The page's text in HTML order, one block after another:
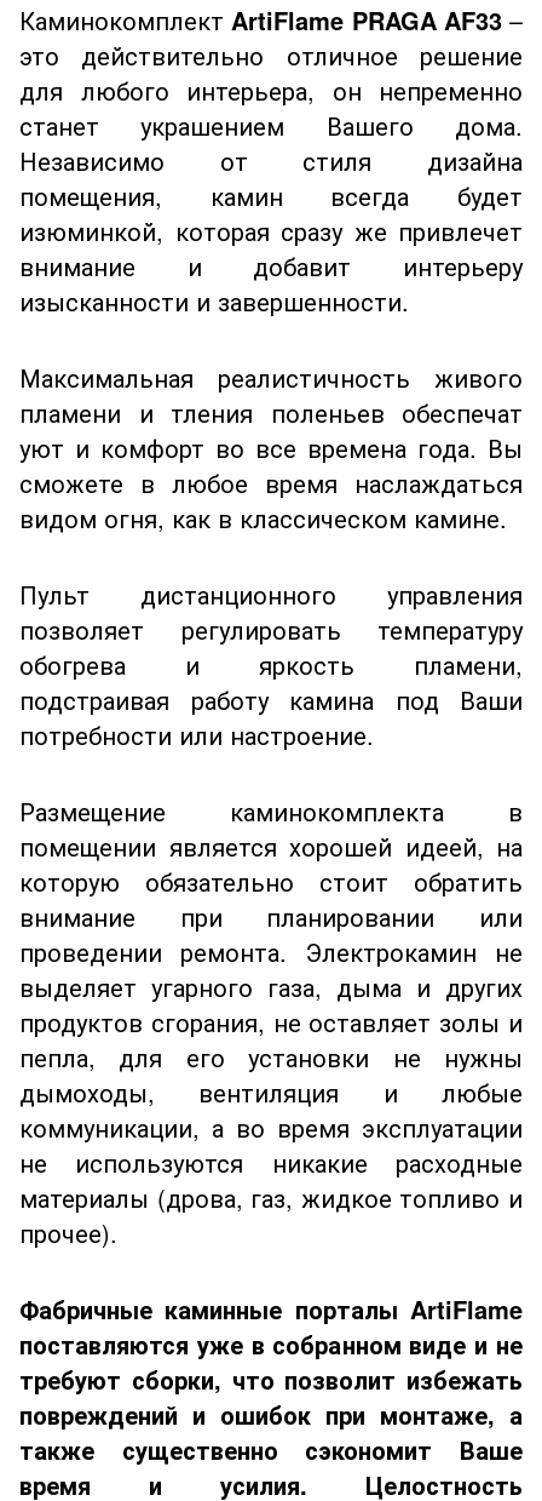
Каминокомплект ArtiFlame PRAGA AF33–
это действительно отличное решение
для любого интерьера, он непременно
станет украшением Вашего дома.
Независимо от стиля дизайна
помещения, камин всегда будет
изюминкой, которая сразу же привлечет
внимание и добавит интерьеру
изысканности и завершенности.
Максимальная реалистичность живого
пламени и тления поленьев обеспечат
уют и комфорт во все времена года. Вы
сможете в любое время наслаждаться
видом огня, как в классическом камине.
Пульт дистанционного управления
позволяет регулировать температуру
обогрева и яркость пламени,
подстраивая работу камина под Ваши
потребности или настроение.
Размещение каминокомплекта в
помещении является хорошей идеей, на
которую обязательно стоит обратить
внимание при планировании или
проведении ремонта. Электрокамин не
выделяет угарного газа, дыма и других
продуктов сгорания, не оставляет золы и
пепла, для его установки не нужны
дымоходы, вентиляция и любые
коммуникации, а во время эксплуатации
не используются никакие расходные
материалы (дрова, газ, жидкое топливо и
прочее).
Фабричные каминные порталы ArtiFlame
поставляются уже в собранном виде и не
требуют сборки, что позволит избежать
повреждений и ошибок при монтаже, а
также существенно сэкономит Ваше
время и усилия. Целостность